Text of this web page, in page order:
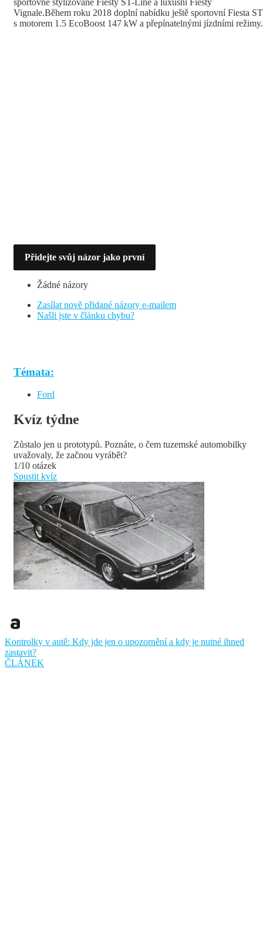
Vignale.Během roku 2018 doplní nabídku ještě sportovní Fiesta ST
s motorem 1.5 EcoBoost 147 kW a přepínatelnými jízdními režimy.
Přidejte svůj názor jako první
Žádné názory
Zasílat nově přidané názory e-mailem
Našli jste v článku chybu?
Témata:
Ford
Kvíz týdne
Zůstalo jen u prototypů. Poznáte, o čem tuzemské automobilky
uvažovaly, že začnou vyrábět?
1/10 otázek
Spustit kvíz
Kontrolky v autě: Kdy jde jen o upozornění a kdy je nutné ihned
zastavit?
ČLÁNEK